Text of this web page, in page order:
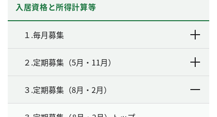
入居資格と所得計算等
１.毎月募集
２.定期募集（5月・11月）
３.定期募集（8月・2月）